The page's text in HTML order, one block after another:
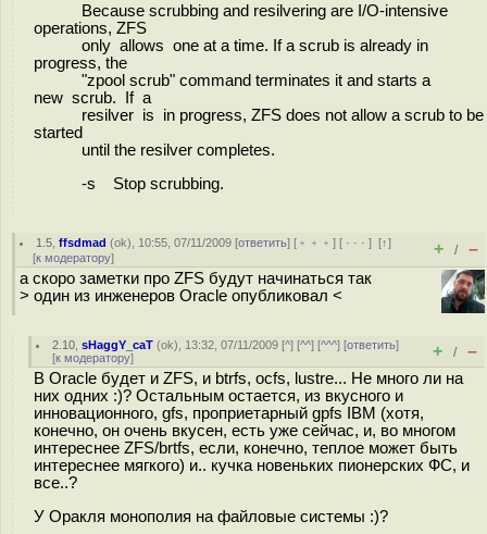
Because scrubbing and resilvering are I/O-intensive
operations, ZFS
only allows one at a time. If a scrub is already in
progress, the
"zpool scrub" command terminates it and starts a
new scrub. If a
resilver is in progress, ZFS does not allow a scrub to be
started
until the resilver completes.
-s Stop scrubbing.
1.5 ,ffsdmad (ok), 10:55, 07/11/2009 [ответить] [ ﹢﹢﹢] [ · · ·][↑]
[к модератору] + / –
а скоро заметки про ZFS будут начинаться так
> один из инженеров Oracle опубликовал <
2.10 ,sHaggY_caT (ok), 13:32, 07/11/2009 [^] [^^] [^^^] [ответить]
[к модератору] + / –
В Oracle будет и ZFS, и btrfs, ocfs, lustre... Не много ли на
них одних :)? Остальным остается, из вкусного и
инновационного, gfs, проприетарный gpfs IBM (хотя,
конечно, он очень вкусен, есть уже сейчас, и, во многом
интереснее ZFS/brtfs, если, конечно, теплое может быть
интереснее мягкого) и.. кучка новеньких пионерских ФС, и
все..?
У Оракля монополия на файловые системы :)?